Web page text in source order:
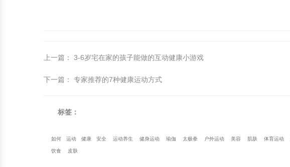
上一篇 ： 3-6岁宅在家的孩子能做的互动健康小游戏
下一篇 ： 专家推荐的7种健康运动方式
标签：
如何 运动 健康 安全 运动养生 健身运动 瑜伽 太极拳 户外运动 美容 肌肤 体育运动
饮食 皮肤